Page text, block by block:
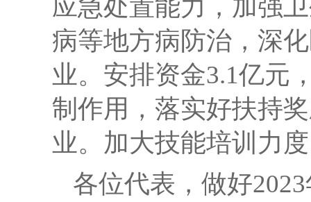
应急处置能力，加强
病等地方病防治，深
业。安排资金3.1亿元
制作用，落实好扶持
业。加大技能培训力
各位代表，做好2023